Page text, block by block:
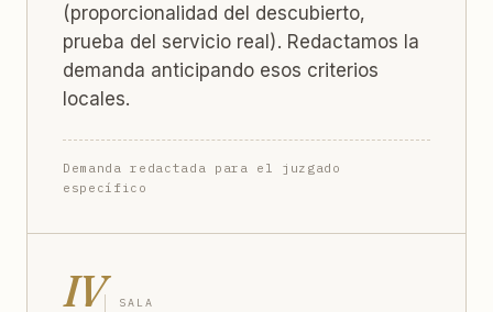
(proporcionalidad del descubierto,
prueba del servicio real). Redactamos la
demanda anticipando esos criterios
locales.
Demanda redactada para el juzgado
específico
IV SALA